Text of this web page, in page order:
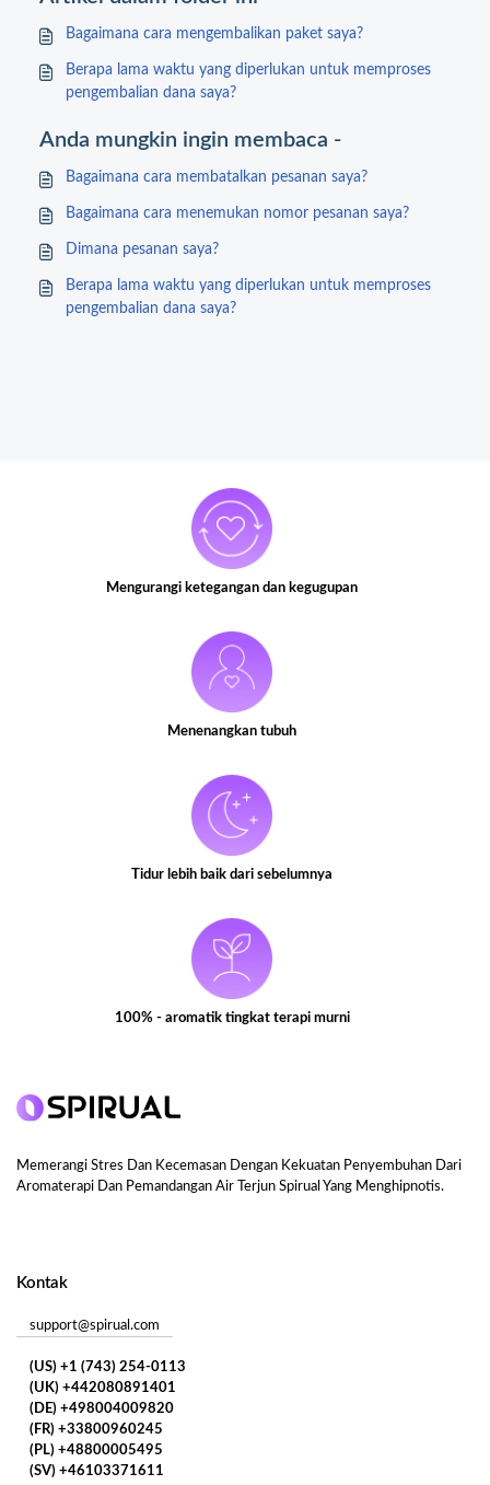
Bagaimana cara mengembalikan paket saya?
Berapa lama waktu yang diperlukan untuk memproses
pengembalian dana saya?
Anda mungkin ingin membaca -
Bagaimana cara membatalkan pesanan saya?
Bagaimana cara menemukan nomor pesanan saya?
Dimana pesanan saya?
Berapa lama waktu yang diperlukan untuk memproses
pengembalian dana saya?
Mengurangi ketegangan dan kegugupan
Menenangkan tubuh
Tidur lebih baik dari sebelumnya
100% - aromatik tingkat terapi murni
Memerangi Stres Dan Kecemasan Dengan Kekuatan Penyembuhan Dari
Aromaterapi Dan Pemandangan Air Terjun Spirual Yang Menghipnotis.
Kontak
support@spirual.com
(US) +1 (743) 254-0113
(UK) +442080891401
(DE) +498004009820
(FR) +33800960245
(PL) +48800005495
(SV) +46103371611